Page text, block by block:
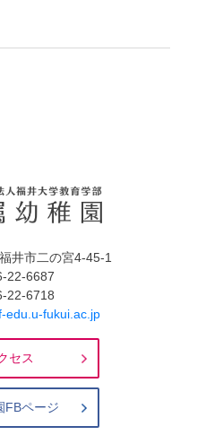
井市二の宮4-45-1
22-6687
22-6718
edu.u-fukui.ac.jp
セス
FBページ